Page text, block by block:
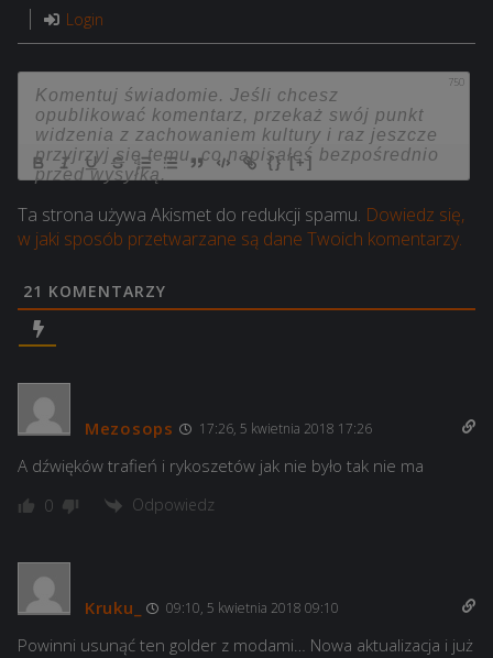
Login
750
{} [+]
Ta strona używa Akismet do redukcji spamu. Dowiedz się,
w jaki sposób przetwarzane są dane Twoich komentarzy.
21 KOMENTARZY
Mezosops 17:26, 5 kwietnia 2018 17:26
A dźwięków trafień i rykoszetów jak nie było tak nie ma
0 Odpowiedz
Kruku_ 09:10, 5 kwietnia 2018 09:10
Powinni usunąć ten golder z modami… Nowa aktualizacja i już